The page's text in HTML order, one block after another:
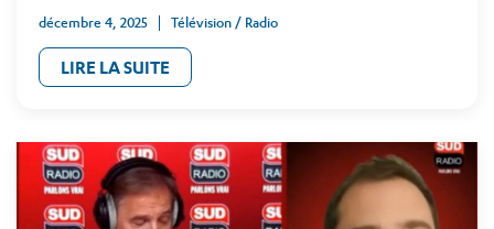
décembre 4, 2025 Télévision / Radio
LIRE LA SUITE